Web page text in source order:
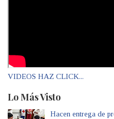
VIDEOS HAZ CLICK...
Lo Más Visto
Hacen entrega de